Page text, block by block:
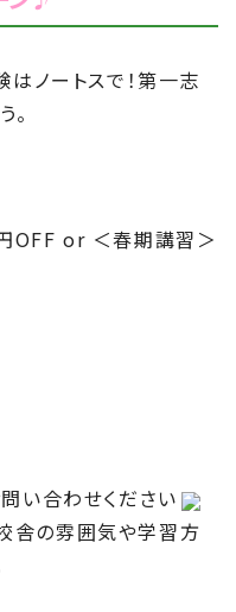
ノートスで！第一志
or ＜春期講習＞
い合わせください
舎の雰囲気や学習方